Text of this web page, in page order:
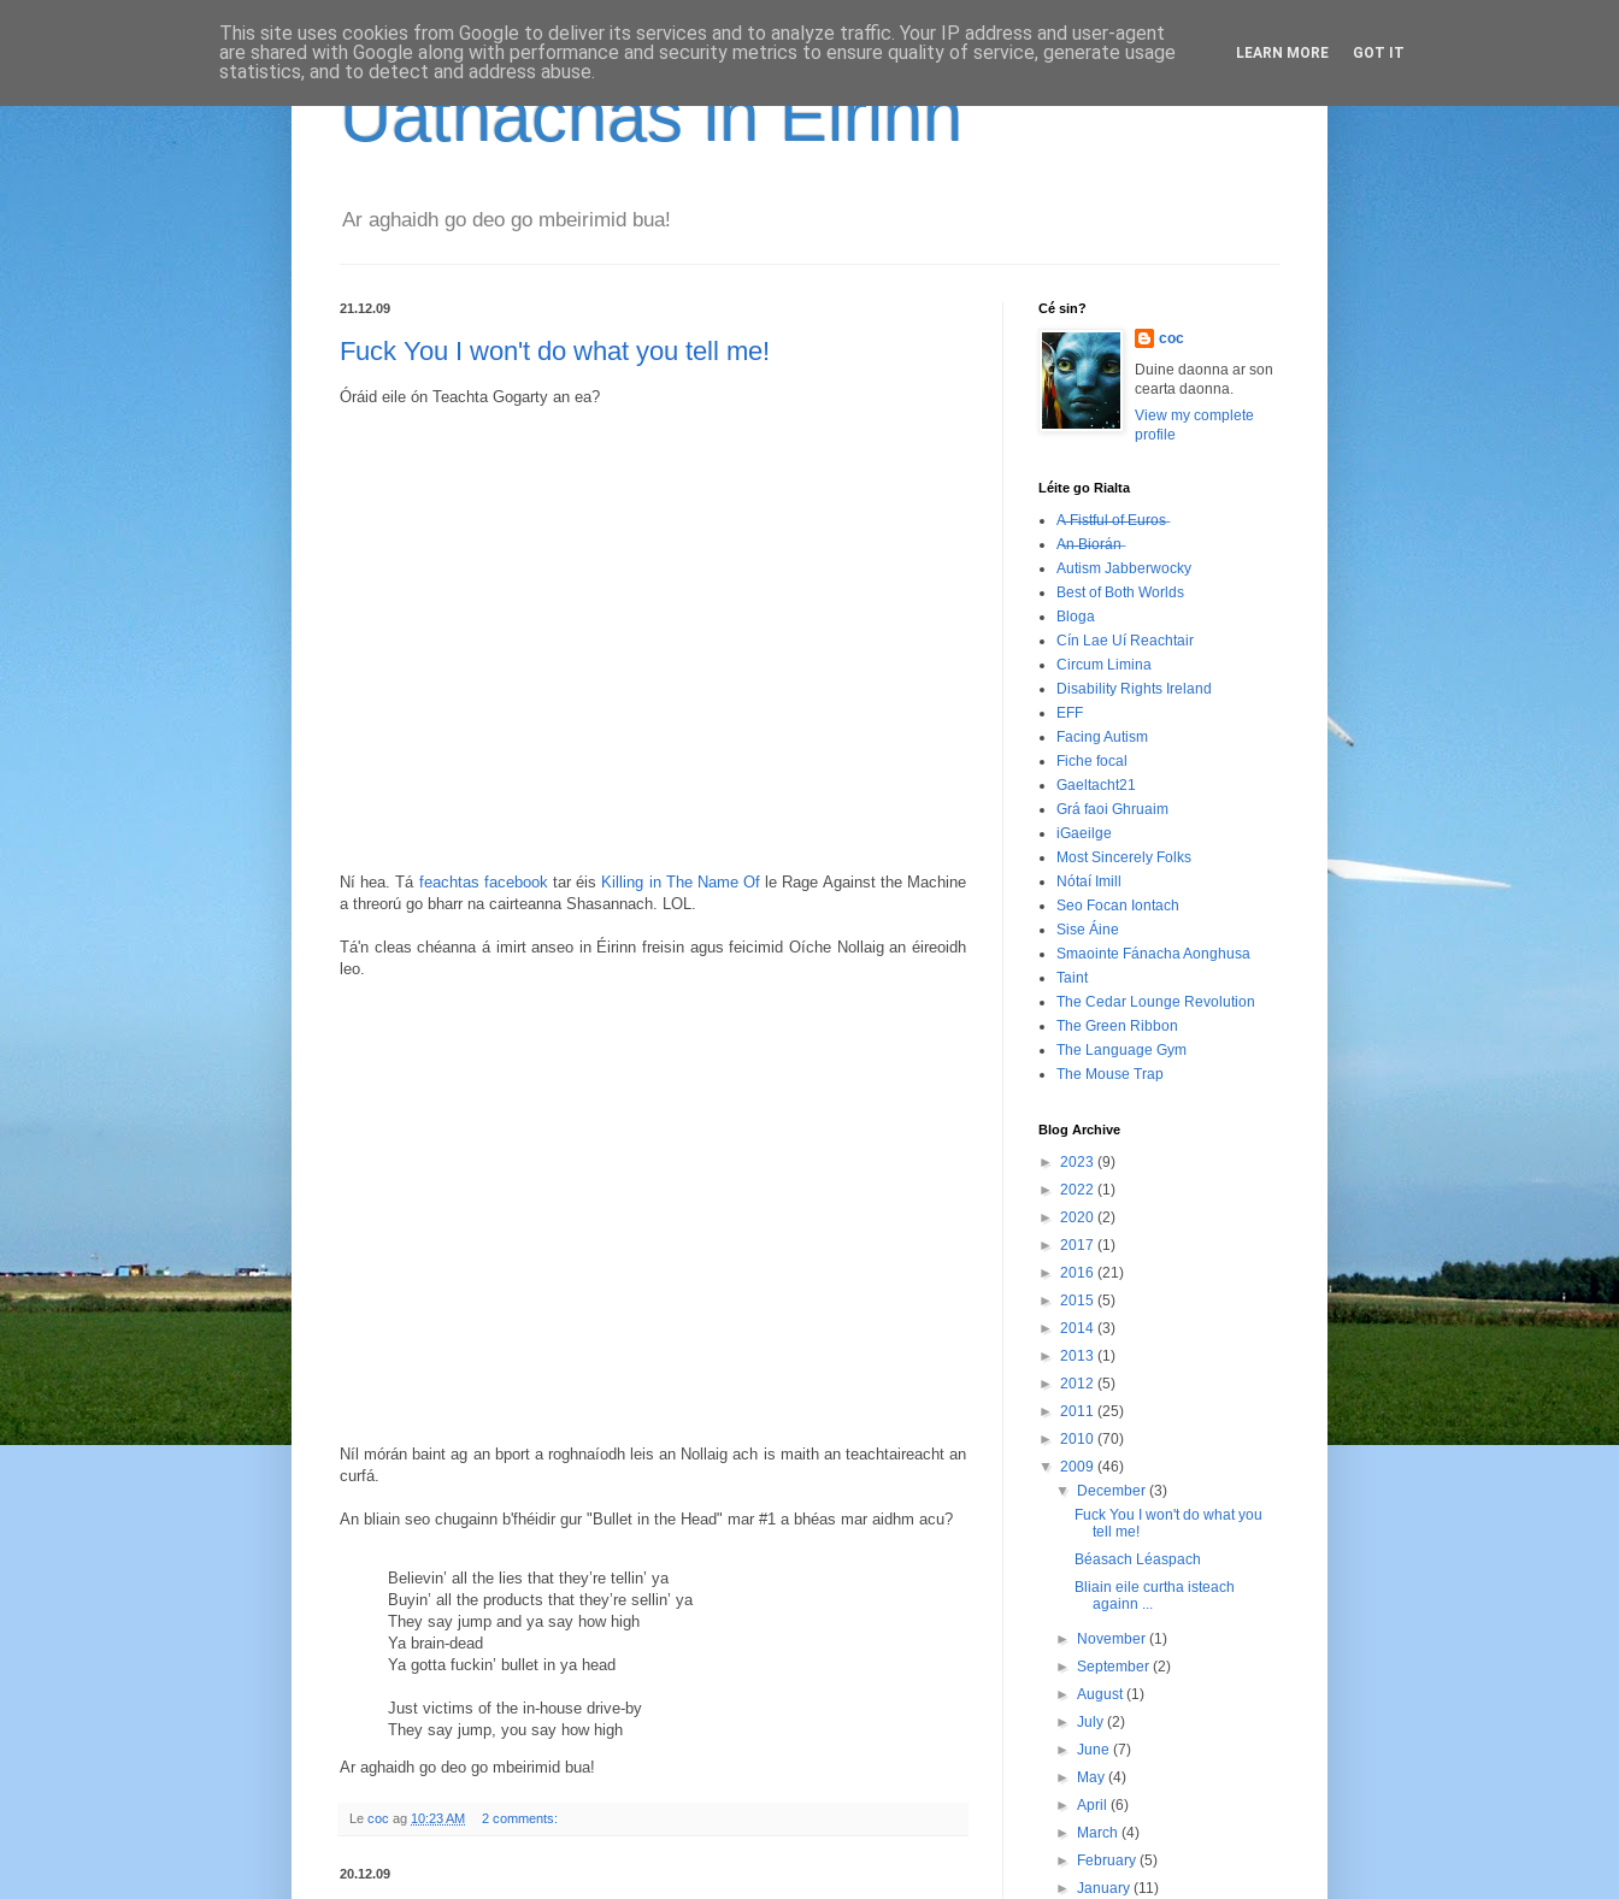
Uathachas in Éirinn
Ar aghaidh go deo go mbeirimid bua!
21.12.09
Fuck You I won't do what you tell me!
Óráid eile ón Teachta Gogarty an ea?
Ní hea. Tá feachtas facebooktar éis Killing in The Name Of le Rage Against the Machine
a threorú go bharr na cairteanna Shasannach. LOL.
Tá'n cleas chéanna á imirt anseo in Éirinn freisin agus feicimid Oíche Nollaig an éireoidh
leo.
Níl mórán baint ag an bport a roghnaíodh leis an Nollaig ach is maith an teachtaireacht an
curfá.
An bliain seo chugainn b'fhéidir gur "Bullet in the Head" mar #1 a bhéas mar aidhm acu?
Believin’ all the lies that they’re tellin’ ya
Buyin’ all the products that they’re sellin’ ya
They say jump and ya say how high
Ya brain-dead
Ya gotta fuckin’ bullet in ya head
Just victims of the in-house drive-by
They say jump, you say how high
Ar aghaidh go deo go mbeirimid bua!
Le coc ag 10:23 AM 2 comments:
20.12.09
Cé sin?
coc
Duine daonna ar son
cearta daonna.
View my complete
profile
Léite go Rialta
A̶ ̶F̶i̶s̶t̶f̶u̶l̶ ̶o̶f̶ ̶E̶u̶r̶o̶s̶
A̶n̶ ̶B̶i̶o̶r̶á̶n̶
Autism Jabberwocky
Best of Both Worlds
Bloga
Cín Lae Uí Reachtair
Circum Limina
Disability Rights Ireland
EFF
Facing Autism
Fiche focal
Gaeltacht21
Grá faoi Ghruaim
iGaeilge
Most Sincerely Folks
Nótaí Imill
Seo Focan Iontach
Sise Áine
Smaointe Fánacha Aonghusa
Taint
The Cedar Lounge Revolution
The Green Ribbon
The Language Gym
The Mouse Trap
Blog Archive
► 2023 (9)
► 2022 (1)
► 2020 (2)
► 2017 (1)
► 2016 (21)
► 2015 (5)
► 2014 (3)
► 2013 (1)
► 2012 (5)
► 2011 (25)
► 2010 (70)
▼ 2009 (46)
▼
December(3)
Fuck You I won't do what you
tell me!
Béasach Léaspach
Bliain eile curtha isteach
againn ...
► November(1)
►September(2)
►August(1)
►July(2)
►June(7)
►
May(4)
►April(6)
►
March(4)
►
February(5)
►January(11)
This site uses cookies from Google to deliver its services and to analyze traffic. Your IP address and user-agent
are shared with Google along with performance and security metrics to ensure quality of service, generate usage
statistics, and to detect and address abuse.
LEARN MORE GOT IT